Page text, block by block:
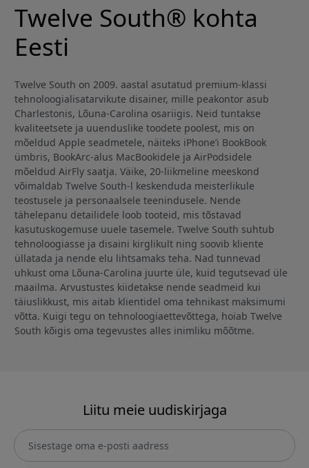
Twelve South® kohta
Eesti
Twelve South on 2009. aastal asutatud premium-klassi
tehnoloogialisatarvikute disainer, mille peakontor asub
Charlestonis, Lõuna-Carolina osariigis. Neid tuntakse
kvaliteetsete ja uuenduslike toodete poolest, mis on
mõeldud Apple seadmetele, näiteks iPhone’i BookBook
ümbris, BookArc-alus MacBookidele ja AirPodsidele
mõeldud AirFly saatja. Väike, 20-liikmeline meeskond
võimaldab Twelve South-l keskenduda meisterlikule
teostusele ja personaalsele teenindusele. Nende
tähelepanu detailidele loob tooteid, mis tõstavad
kasutuskogemuse uuele tasemele. Twelve South suhtub
tehnoloogiasse ja disaini kirglikult ning soovib kliente
üllatada ja nende elu lihtsamaks teha. Nad tunnevad
uhkust oma Lõuna-Carolina juurte üle, kuid tegutsevad üle
maailma. Arvustustes kiidetakse nende seadmeid kui
täiuslikkust, mis aitab klientidel oma tehnikast maksimumi
võtta. Kuigi tegu on tehnoloogiaettevõttega, hoiab Twelve
South kõigis oma tegevustes alles inimliku mõõtme.
Liitu meie uudiskirjaga